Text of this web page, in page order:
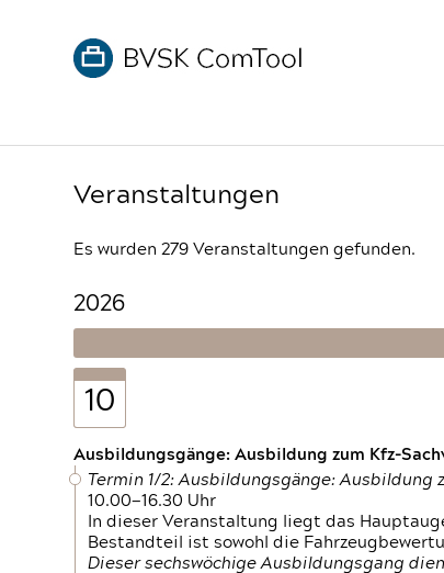
Veranstaltungen
Es wurden 279 Veranstaltungen gefunden.
2026
10
Ausbildungsgänge: Ausbildung zum Kfz-
Termin 1/2: Ausbildungsgänge: Ausbildung
10.00—16.30 Uhr
In dieser Veranstaltung liegt das
Bestandteil ist sowohl die
Dieser sechswöchige Ausbildungsgang